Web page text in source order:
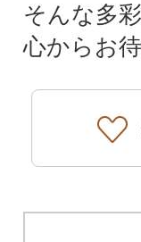
そんな多
心からお